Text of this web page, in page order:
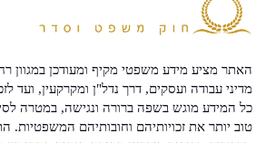
האתר מציע מידע משפטי מקיף ומעודכן במגוון
מדיני עבודה ועסקים, דרך נדל"ן ומקרקעין, ועד
כל המידע מוגש בשפה ברורה ונגישה, במטרה
טוב יותר את זכויותיהם וחובותיהם המשפטיות.